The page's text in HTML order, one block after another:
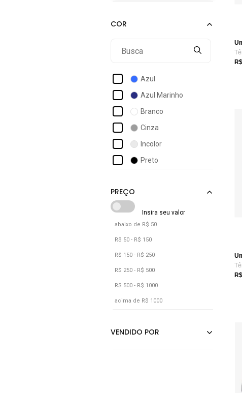
Andacco
Azul
Azul Marinho
Branco
Cinza
Incolor
Preto
abaixo de R$ 50
R$ 50 - R$ 150
R$ 150 - R$ 250
R$ 250 - R$ 500
R$ 500 - R$ 1000
acima de R$ 1000